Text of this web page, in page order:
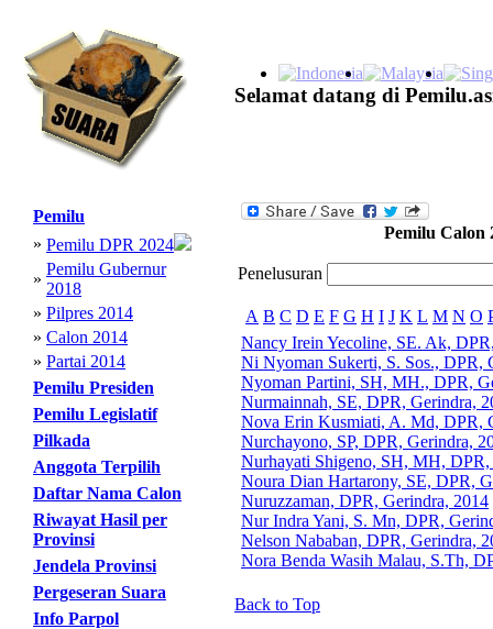
Selamat datang di
Pemilu
» Pemilu DPR 2024
»
Pemilu Gubernur
2018
» Pilpres 2014
» Calon 2014
» Partai 2014
Pemilu Presiden
Pemilu Legislatif
Pilkada
Anggota Terpilih
Daftar Nama Calon
Riwayat Hasil per
Provinsi
Jendela Provinsi
Pergeseran Suara
Info Parpol
Pemilu Calon
Penelusuran
A B C D E F G H I J K L M N O
Nancy Irein Yecoline, SE. Ak,
Ni Nyoman Sukerti, S. Sos., DPR,
Nyoman Partini, SH, MH., DPR,
Nurmainnah, SE, DPR, Gerindra,
Nova Erin Kusmiati, A. Md, DPR,
Nurchayono, SP, DPR, Gerindra,
Nurhayati Shigeno, SH, MH, DPR,
Noura Dian Hartarony, SE, DPR,
Nuruzzaman, DPR, Gerindra, 2014
Nur Indra Yani, S. Mn, DPR,
Nelson Nababan, DPR, Gerindra,
Nora Benda Wasih Malau, S.Th,
Back to Top